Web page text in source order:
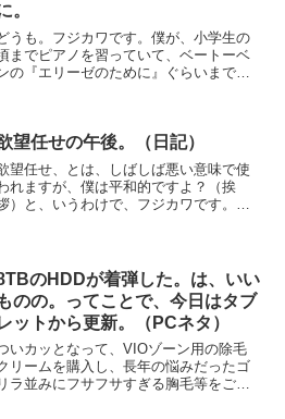
。
うも。フジカワです。僕が、小学生の
までピアノを習っていて、ベートーベ
の『エリーゼのために』ぐらいまでな
望任せの午後。（日記）
望任せ、とは、しばしば悪い意味で使
れますが、僕は平和的ですよ？（挨
）と、いうわけで、フジカワです。四
のエントリは、「欲望任せ...
のHDDが着弾した。は、いい
ものの。ってことで、今日はタブ
ットから更新。（PCネタ）
いカッとなって、VIOゾーン用の除毛
リームを購入し、長年の悩みだったゴ
リラ並みにフサフサすぎる胸毛等をごっ